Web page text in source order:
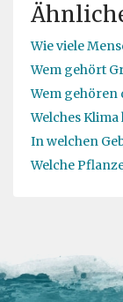
Wie viele
Wem gehört
Wem gehören
Welches
In welchen
Welche